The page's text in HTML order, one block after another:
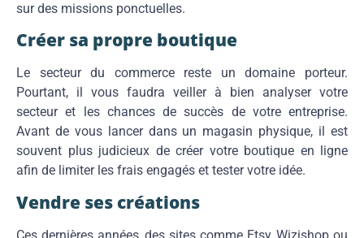
sur des missions ponctuelles.
Créer sa propre boutique
Le secteur du commerce reste un domaine porteur.
Pourtant, il vous faudra veiller à bien analyser votre
secteur et les chances de succès de votre entreprise.
Avant de vous lancer dans un magasin physique, il est
souvent plus judicieux de créer votre boutique en ligne
afin de limiter les frais engagés et tester votre idée.
Vendre ses créations